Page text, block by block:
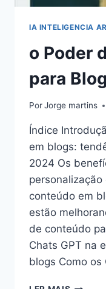
IA INTELIGENCIA
o Poder
para
PorJorge martins
Índice
em blogs:
2024 Os
conteúdo em
estão
de conteúdo
Chats GPT na
blogs Como os